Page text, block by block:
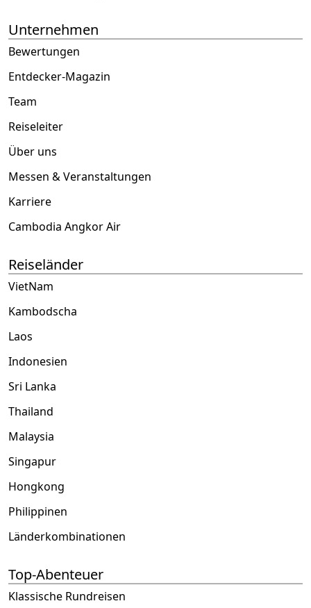
Unternehmen
Bewertungen
Entdecker-Magazin
Team
Reiseleiter
Über uns
Messen & Veranstaltungen
Karriere
Cambodia Angkor Air
Reiseländer
VietNam
Kambodscha
Laos
Indonesien
Sri Lanka
Thailand
Malaysia
Singapur
Hongkong
Philippinen
Länderkombinationen
Top-Abenteuer
Klassische Rundreisen